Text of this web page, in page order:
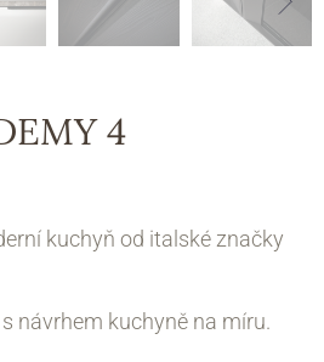
4
kuchyň od italské značky
návrhem kuchyně na míru.